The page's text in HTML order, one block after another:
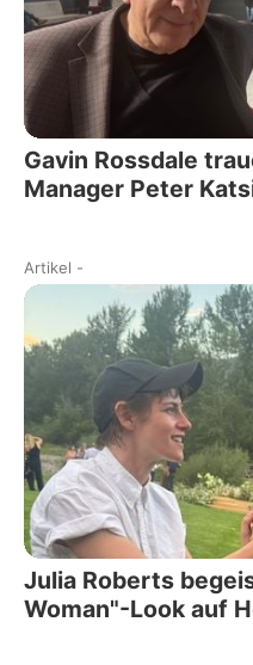
Gavin Rossdale
Manager Peter
Artikel -
Julia Roberts
Woman"-Look auf